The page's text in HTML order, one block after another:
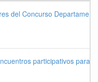
del Concurso
participativos para